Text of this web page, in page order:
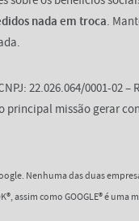
nada em troca.
22.026.064/0001-02
principal missão gerar
Nenhuma das duas
assim como GOOGLE® é uma